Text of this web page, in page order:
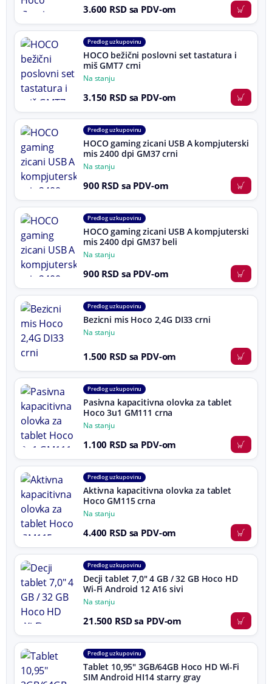
3.600 RSD sa PDV-om
Predlog uz kupovinu
HOCO bežični poslovni set tastatura i
miš GMT7 crni
Na stanju
3.150 RSD sa PDV-om
Predlog uz kupovinu
HOCO gaming zicani USB A kompjuterski
mis 2400 dpi GM37 crni
Na stanju
900 RSD sa PDV-om
Predlog uz kupovinu
HOCO gaming zicani USB A kompjuterski
mis 2400 dpi GM37 beli
Na stanju
900 RSD sa PDV-om
Predlog uz kupovinu
Bezicni mis Hoco 2,4G DI33 crni
Na stanju
1.500 RSD sa PDV-om
Predlog uz kupovinu
Pasivna kapacitivna olovka za tablet
Hoco 3u1 GM111 crna
Na stanju
1.100 RSD sa PDV-om
Predlog uz kupovinu
Aktivna kapacitivna olovka za tablet
Hoco GM115 crna
Na stanju
4.400 RSD sa PDV-om
Predlog uz kupovinu
Decji tablet 7,0" 4 GB / 32 GB Hoco HD
Wi-Fi Android 12 A16 sivi
Na stanju
21.500 RSD sa PDV-om
Predlog uz kupovinu
Tablet 10,95" 3GB/64GB Hoco HD Wi-Fi
SIM Android HI14 starry gray